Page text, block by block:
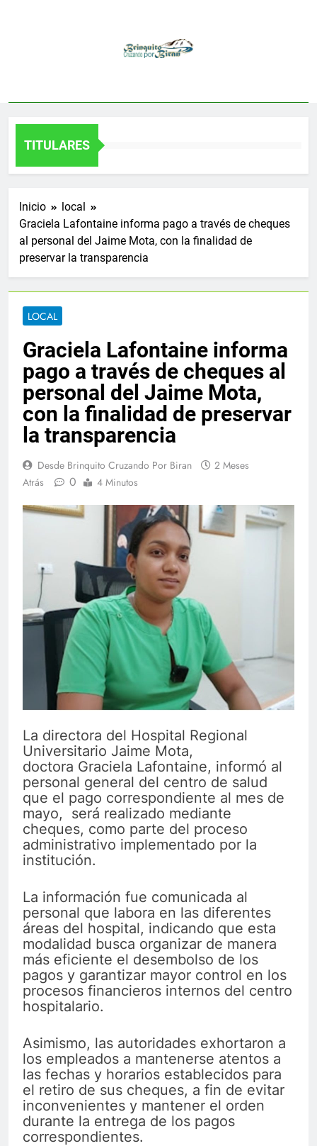
TITULARES
Inicio
local
Graciela Lafontaine informa pago a través de cheques
al personal del Jaime Mota, con la finalidad de
preservar la transparencia
LOCAL
Graciela Lafontaine informa
pago a través de cheques al
personal del Jaime Mota,
con la finalidad de preservar
la transparencia
Desde Brinquito Cruzando Por Biran
2 Meses
Atrás
0 4 Minutos
La directora del Hospital Regional
Universitario Jaime Mota,
doctora Graciela Lafontaine, informó al
personal general del centro de salud
que el pago correspondiente al mes de
mayo, será realizado mediante
cheques, como parte del proceso
administrativo implementado por la
institución.
La información fue comunicada al
personal que labora en las diferentes
áreas del hospital, indicando que esta
modalidad busca organizar de manera
más eficiente el desembolso de los
pagos y garantizar mayor control en los
procesos financieros internos del centro
hospitalario.
Asimismo, las autoridades exhortaron a
los empleados a mantenerse atentos a
las fechas y horarios establecidos para
el retiro de sus cheques, a fin de evitar
inconvenientes y mantener el orden
durante la entrega de los pagos
correspondientes.